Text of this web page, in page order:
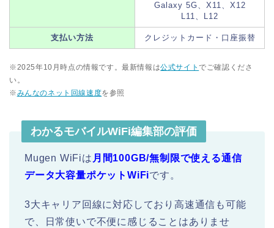
Galaxy 5G、X11、X12
L11、L12
支払い方法 クレジットカード・口座振替
※2025年10月時点の情報です。最新情報は公式サイトでご確認くださ
い。
※みんなのネット回線速度を参照
わかるモバイルWiFi編集部の評価
Mugen WiFiは 月間100GB/無制限で使える通信
データ大容量ポケットWiFiです。
3大キャリア回線に対応しており高速通信も可能
で、日常使いで不便に感じることはありませ